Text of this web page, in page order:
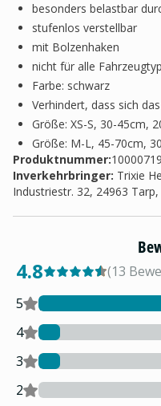
besonders belastbar
stufenlos verstellbar
mit Bolzenhaken
nicht für alle
Farbe: schwarz
Verhindert, dass sich
Größe: XS-S, 30-45cm,
Größe: M-L, 45-70cm,
Produktnummer:
Inverkehrbringer: Trixie
Industriestr. 32, 24963
4.8 (13
5
4
3
2